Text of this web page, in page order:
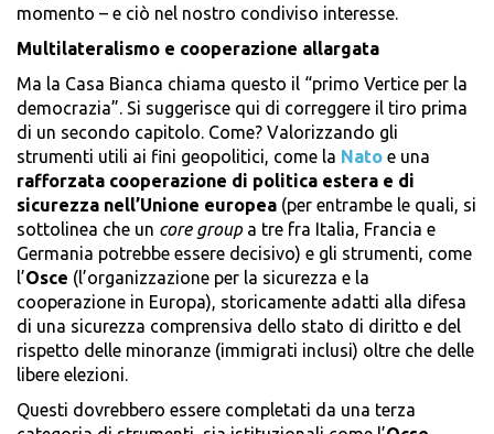
momento – e ciò nel nostro condiviso interesse.
Multilateralismo e cooperazione allargata
Ma la Casa Bianca chiama questo il “primo Vertice per la
democrazia”. Si suggerisce qui di correggere il tiro prima
di un secondo capitolo. Come? Valorizzando gli
strumenti utili ai fini geopolitici, come la Nato e una
rafforzata cooperazione di politica estera e di
sicurezza nell’Unione europea (per entrambe le quali, si
sottolinea che un core group a tre fra Italia, Francia e
Germania potrebbe essere decisivo) e gli strumenti, come
l’Osce (l’organizzazione per la sicurezza e la
cooperazione in Europa), storicamente adatti alla difesa
di una sicurezza comprensiva dello stato di diritto e del
rispetto delle minoranze (immigrati inclusi) oltre che delle
libere elezioni.
Questi dovrebbero essere completati da una terza